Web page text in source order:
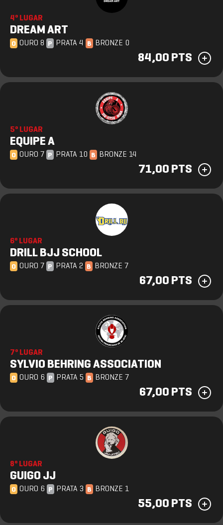
4º LUGAR
DREAM ART
O OURO 8 P PRATA 4 B BRONZE 0
84,00 PTS
5º LUGAR
EQUIPE A
O OURO 7 P PRATA 10 B BRONZE 14
71,00 PTS
6º LUGAR
DRILL BJJ SCHOOL
O OURO 7 P PRATA 2 B BRONZE 7
67,00 PTS
7º LUGAR
SYLVIO BEHRING ASSOCIATION
O OURO 6 P PRATA 5 B BRONZE 7
67,00 PTS
8º LUGAR
GUIGO JJ
O OURO 6 P PRATA 3 B BRONZE 1
55,00 PTS